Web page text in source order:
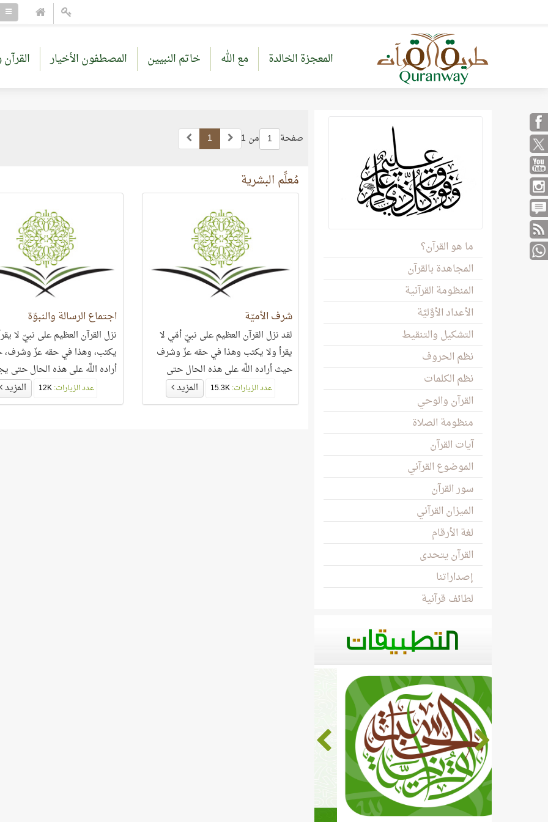
المعجزة الخالدة مع الله خاتم النبيين المصطفون الأخيار القرآن
ما هو القرآن؟
المجاهدة بالقرآن
المنظومة القرآنية
الأعداد الأوَّليَّة
التشكيل والتنقيط
نظم الحروف
نظم الكلمات
القرآن والوحي
منظومة الصلاة
آيات القرآن
الموضوع القرآني
سور القرآن
الميزان القرآني
لغة الأرقام
القرآن يتحدى
إصداراتنا
لطائف قرآنية
صفحة 1 من 1 1
مُعلِّم البشرية
شرف الأميّة
لقد نزل القرآن العظيم على نبيّ أمّي لا
يقرأ ولا يكتب وهذا في حقه عزّ وشرف
حيث أراده اللَّه على هذه الحال حتى
يجعل من هذه الصفة حجّة على من
خالف نهجه..
عدد الزيارات: المزيد
اجتماع الرسالة والنبوّة
نزل القرآن العظيم على نبيّ لا
يكتب، وهذا في حقه عزّ
أراده اللَّه على هذه الحال حتى
هذه الصفة حجّة
عدد الزيارات:12K المزيد